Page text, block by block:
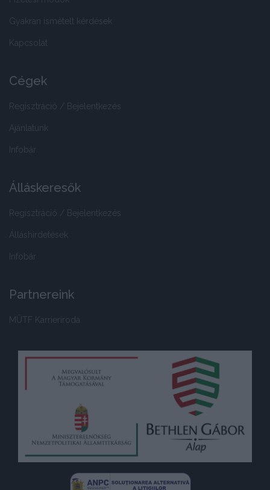
Gyakran ismételt kérdések
Kapcsolat
Cégek
Regisztráció / Bejelentkezés
Ajánlatunk
Infobár
Álláskeresők
Regisztráció / Bejelentkezés
Álláshirdetések
Infobár
Partnereink
MÜTF Karrieriroda